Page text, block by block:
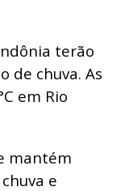
terão
de chuva. As
em Rio
mantém
e